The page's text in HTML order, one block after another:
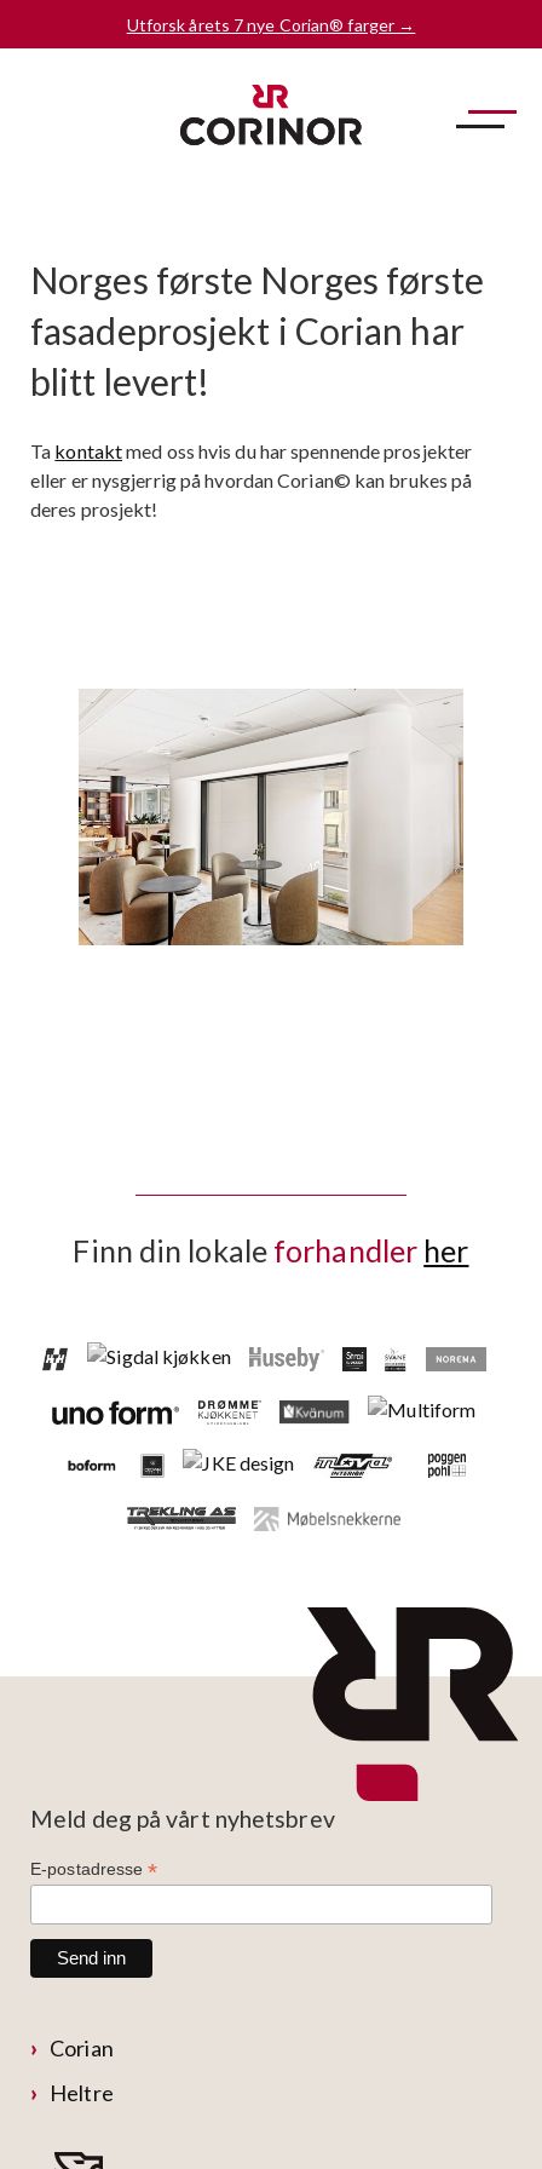
Utforsk årets 7 nye Corian® farger →
Norges første Norges første
fasadeprosjekt i Corian har
blitt levert!
Ta kontaktmed oss hvis du har spennende prosjekter
eller er nysgjerrig på hvordan Corian© kan brukes på
deres prosjekt!
Finn din lokale forhandler her
Meld deg på vårt nyhetsbrev
E-postadresse*
Corian
Heltre